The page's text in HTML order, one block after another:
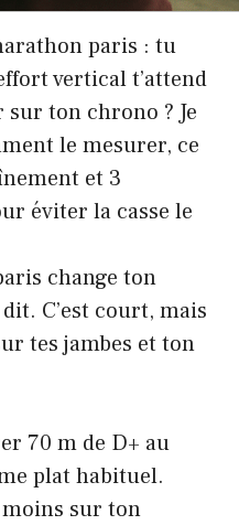
paris : tu
vertical t’attend
sur ton chrono ? Je
le mesurer, ce
et 3
éviter la casse le
change ton
C’est court, mais
tes jambes et ton
70 m de D+ au
plat habituel.
sur ton